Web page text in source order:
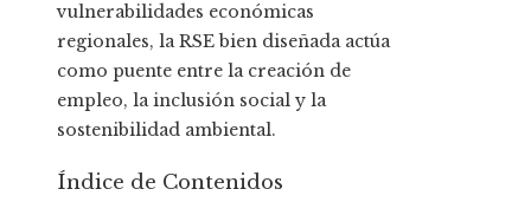
vulnerabilidades económicas
regionales, la RSE bien diseñada actúa
como puente entre la creación de
empleo, la inclusión social y la
sostenibilidad ambiental.
Índice de Contenidos